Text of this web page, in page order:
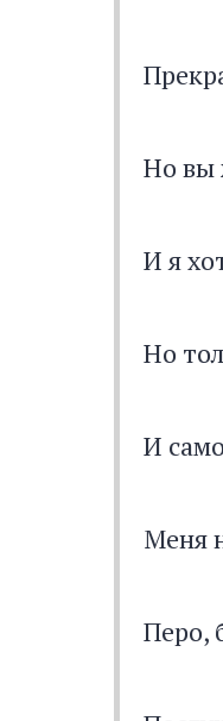
Но вы
И я
Но
И
Меня
Перо,